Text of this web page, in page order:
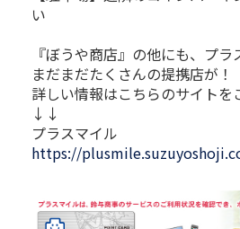
い
『ぼうや商店』の他にも、プ
まだまだたくさんの提携店が！
詳しい情報はこちらのサイトを
↓↓
プラスマイル
https://